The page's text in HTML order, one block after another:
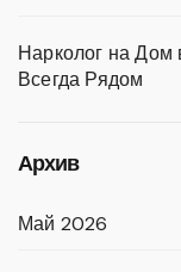
Нарколог на Дом
Всегда Рядом
Архив
Май 2026